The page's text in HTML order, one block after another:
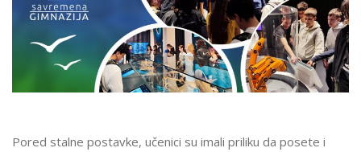
Pored stalne postavke, učenici su imali priliku da posete i